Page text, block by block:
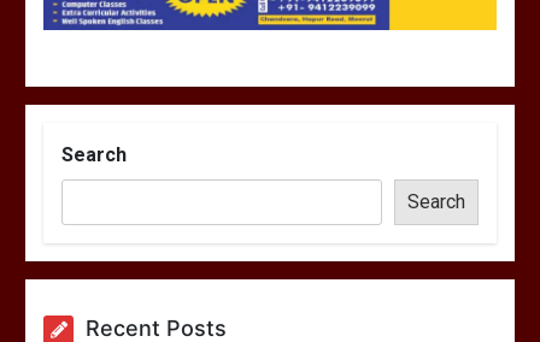
Search
Search
Recent Posts